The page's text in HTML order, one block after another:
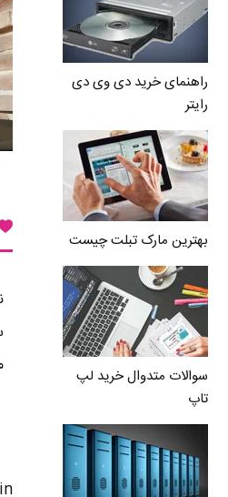
راهنمای خرید دی وی دی
رایتر
بهترین مارک تبلت چیست
سوالات متدوال خرید لپ
تاپ